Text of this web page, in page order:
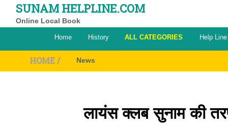
SUNAM HELPLINE.COM
Online Local Book
Home History ALL CATEGORIES Help
HOME / News
लायंस क्लब सुनाम की